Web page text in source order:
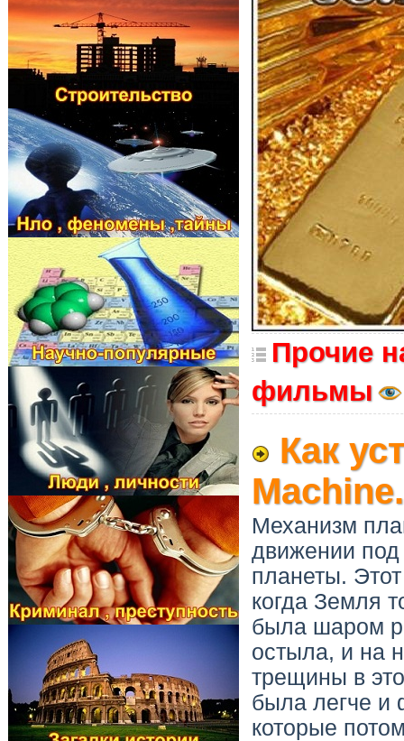
Прочие
фильмы
Как
Machine.
Механизм
движении
планеты.
когда Земля
была шаром
остыла, и на
трещины в
была легче и
которые